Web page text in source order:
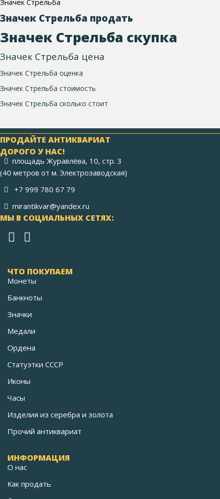
Значек Стрельба
Значек Стрельба продать
Значек Стрельба скупка
Значек Стрельба цена
Значек Стрельба оценка
Значек Стрельба стоимость
Значек Стрельба сколько стоит
ПРОДАЙТЕ АНТИКВАРИАТ
ДОРОГО У НАС!
площадь Журавлёва, 10, стр. 3
(40 метров от м. Электрозаводская)
+7 999 780 67 79
mirantikvar@yandex.ru
МЫ В СОЦИАЛЬНЫХ СЕТЯХ:
ЧТО ПОКУПАЕМ
Монеты
Банкноты
Значки
Медали
Ордена
Статуэтки СССР
Иконы
Часы
Изделия из серебра и золота
Прочий антиквариат
ИНФОРМАЦИЯ
О нас
Как продать